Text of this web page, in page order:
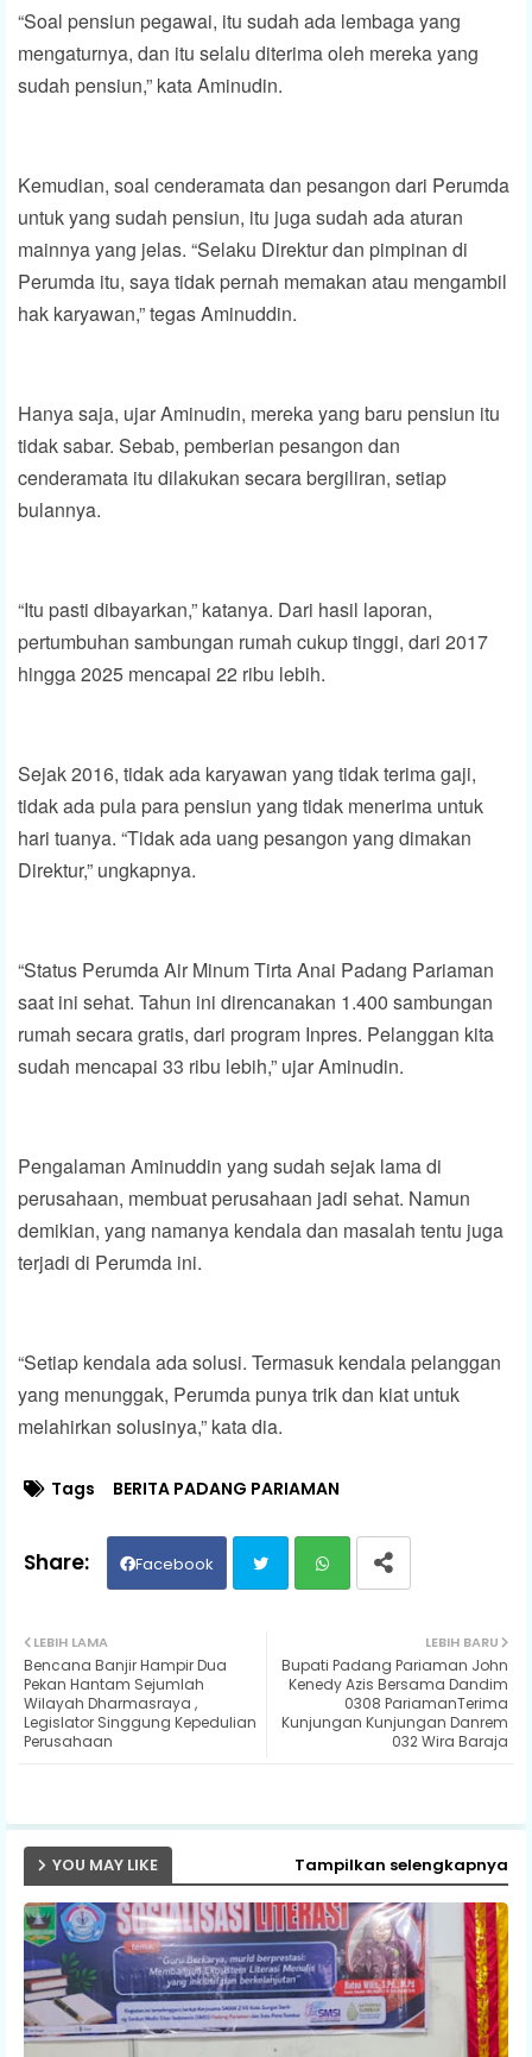
“Soal pensiun pegawai, itu sudah ada lembaga yang
mengaturnya, dan itu selalu diterima oleh mereka yang
sudah pensiun,” kata Aminudin.
Kemudian, soal cenderamata dan pesangon dari Perumda
untuk yang sudah pensiun, itu juga sudah ada aturan
mainnya yang jelas. “Selaku Direktur dan pimpinan di
Perumda itu, saya tidak pernah memakan atau mengambil
hak karyawan,” tegas Aminuddin.
Hanya saja, ujar Aminudin, mereka yang baru pensiun itu
tidak sabar. Sebab, pemberian pesangon dan
cenderamata itu dilakukan secara bergiliran, setiap
bulannya.
“Itu pasti dibayarkan,” katanya. Dari hasil laporan,
pertumbuhan sambungan rumah cukup tinggi, dari 2017
hingga 2025 mencapai 22 ribu lebih.
Sejak 2016, tidak ada karyawan yang tidak terima gaji,
tidak ada pula para pensiun yang tidak menerima untuk
hari tuanya. “Tidak ada uang pesangon yang dimakan
Direktur,” ungkapnya.
“Status Perumda Air Minum Tirta Anai Padang Pariaman
saat ini sehat. Tahun ini direncanakan 1.400 sambungan
rumah secara gratis, dari program Inpres. Pelanggan kita
sudah mencapai 33 ribu lebih,” ujar Aminudin.
Pengalaman Aminuddin yang sudah sejak lama di
perusahaan, membuat perusahaan jadi sehat. Namun
demikian, yang namanya kendala dan masalah tentu juga
terjadi di Perumda ini.
“Setiap kendala ada solusi. Termasuk kendala pelanggan
yang menunggak, Perumda punya trik dan kiat untuk
melahirkan solusinya,” kata dia.
Tags BERITA PADANG PARIAMAN
Facebook
ats
ap
LEBIH BARU
Bupati Padang Pariaman John
Kenedy Azis Bersama Dandim
0308 PariamanTerima
Kunjungan Kunjungan Danrem
032 Wira Baraja
LEBIH LAMA
Bencana Banjir Hampir Dua
Pekan Hantam Sejumlah
Wilayah Dharmasraya ,
Legislator Singgung Kepedulian
Perusahaan
YOU MAY LIKE Tampilkan selengkapnya